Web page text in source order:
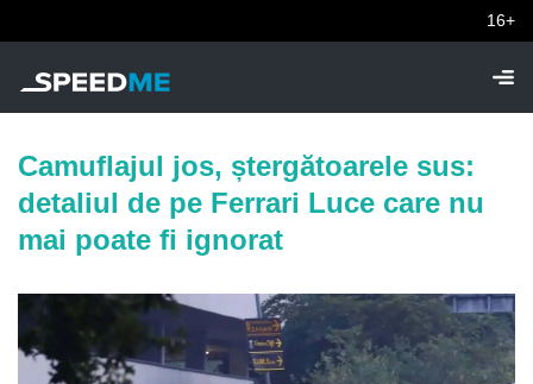
16+
Camuflajul jos, ștergătoarele sus:
detaliul de pe Ferrari Luce care nu
mai poate fi ignorat